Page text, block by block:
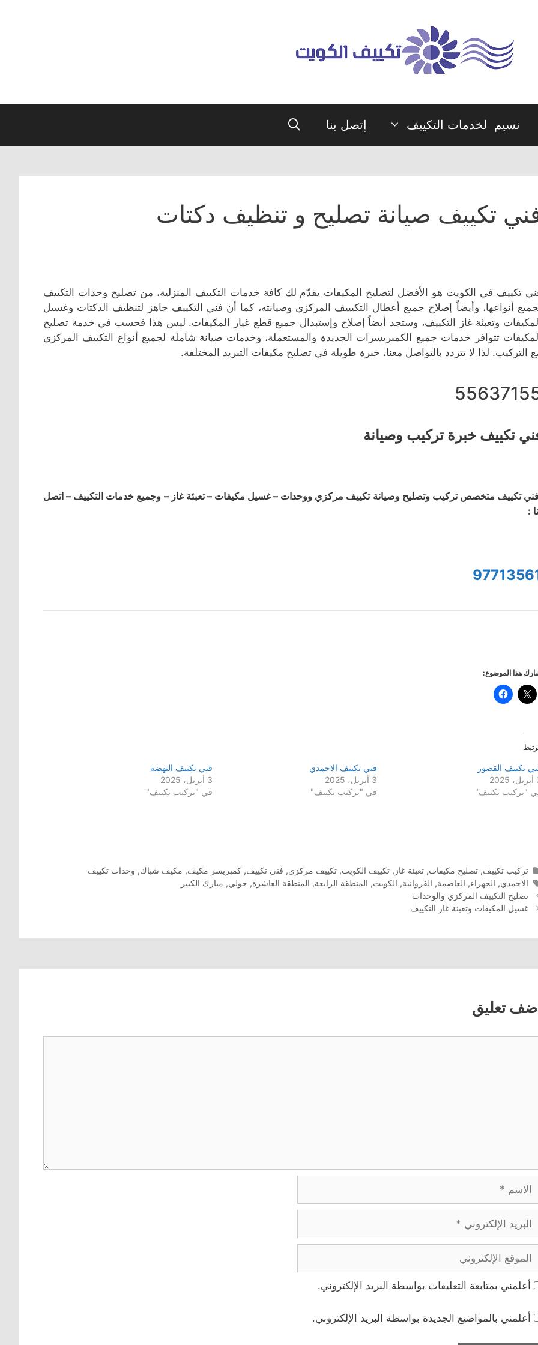
نسيم لخدمات التكييف إتصل بنا
تكييف صيانة تصليح و تنظيف دكتات
تكييف في الكويت هو الأفضل لتصليح المكيفات يقدّم لك كافة خدمات التكييف المنزلية، من تصليح وحدات التكييف
أنواعها، وأيضاً إصلاح جميع أعطال التكيييف المركزي وصيانته، كما أن فني التكييف جاهز لتنظيف الدكتات وغسيل
وتعبئة غاز التكييف، وستجد أيضاً إصلاح وإستبدال جميع قطع غيار المكيفات. ليس هذا فحسب في خدمة تصليح
تتوافر خدمات جميع الكمبريسرات الجديدة والمستعملة، وخدمات صيانة شاملة لجميع أنواع التكييف المركزي
التركيب. لذا لا تتردد بالتواصل معنا، خبرة طويلة في تصليح مكيفات التبريد المختلفة.
تكييف خبرة تركيب وصيانة
تكييف متخصص تركيب وتصليح وصيانة تكييف مركزي ووحدات – غسيل مكيفات – تعبئة غاز – وجميع خدمات التكييف – اتصل
:
هذا الموضوع:
تكييف القصور
"تركيب تكييف"
فني تكييف الاحمدي
3 أبريل، 2025
في "تركيب تكييف"
فني تكييف النهضة
3 أبريل، 2025
في "تركيب تكييف"
التصنيفات
تركيب تكييف, تصليح مكيفات, تعبئة غاز , تكييف الكويت, تكييف مركزي, فني تكييف, كمبريسر مكيف, مكيف شباك, وحدات تكييف
الوسوم
الاحمدي, الجهراء, العاصمة, الفروانية, الكويت, المنطقة الرابعة, المنطقة العاشرة, حولي, مبارك الكبير
تصليح التكييف المركزي والوحدات
غسيل المكيفات وتعبئة غاز التكييف
أضف تعليق
الاسم
البريد
الإلكتروني
الموقع
الإلكتروني
أعلمني بمتابعة التعليقات بواسطة البريد الإلكتروني.
أعلمني بالمواضيع الجديدة بواسطة البريد الإلكتروني.